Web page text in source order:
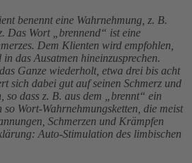
benennt eine Wahrnehmung, z. B.
Das Wort „brennend“ ist eine
Dem Klienten wird empfohlen,
das Ausatmen hineinzusprechen.
Ganze wiederholt, etwa drei bis acht
sich dabei gut auf seinen Schmerz und
so dass z. B. aus dem „brennt“ ein
so Wort-Wahrnehmungsketten, die meist
Schmerzen und Krämpfen
Auto-Stimulation des limbischen